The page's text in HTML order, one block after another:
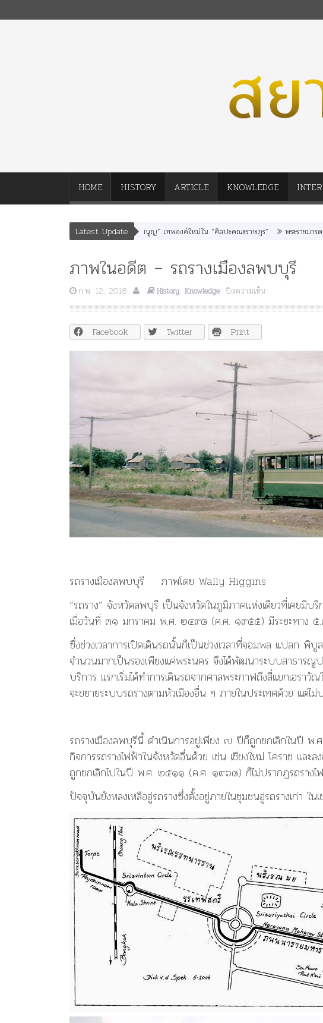
HOME HISTORY ARTICLE KNOWLEDGE
Latest Update
“อรุณเทพบุตร” และ “เทพีรัฐธรรมนูญ” เทพองค์ใหม่ใน “ศิลปะคณะราษฎร” พระราชมารดา ผู้ทรงปิดท
ภาพในอดีต – รถรางเมืองลพบบุรี
ก.พ. 12, 2018 History, Knowledge ปิดความเห็น
ภาพ
ใน
รถ
ล
บุรี
Facebook Twitter Print
รถรางเมืองลพบบุรี ภาพโดย Wally Higgins
“รถราง” จังหวัดลพบุรี เป็นจังหวัดในภูมิภาคแห่งเดียวที่เคยมีบ
เมื่อวันที่ ๓๑ มกราคม พ.ศ. ๒๔๙๘ (ค.ศ. ๑๙๕๕) มีระยะทาง
ซึ่งช่วงเวลาการเปิดเดินรถนั้นก็เป็นช่วงเวลาที่จอมพล แปลก
จำนวนมากเป็นรองเพียงแค่พระนคร จึงได้พัฒนาระบบสาธารณูป
บริการ แรกเริ่มได้ทำการเดินรถจากศาลพระกาฬถึงสี่แยกเอ
จะขยายระบบรถรางตามหัวเมืองอื่น ๆ ภายในประเทศด้วย แต่ไม่
รถรางเมืองลพบุรีนี้ ดำเนินการอยู่เพียง ๗ ปีก็ถูกยกเลิกในปี
กิจการรถรางไฟฟ้าในจังหวัดอื่นด้วย เช่น เชียงใหม่ โคราช และ
ถูกยกเลิกไปในปี พ.ศ. ๒๕๑๑ (ค.ศ. ๑๙๖๘) ก็ไม่ปรากฏรถรางไฟ
ปัจจุบันยังหลงเหลืออู่รถรางซึ่งตั้งอยู่ภายในชุมชนอู่รถรางเก่า ใ